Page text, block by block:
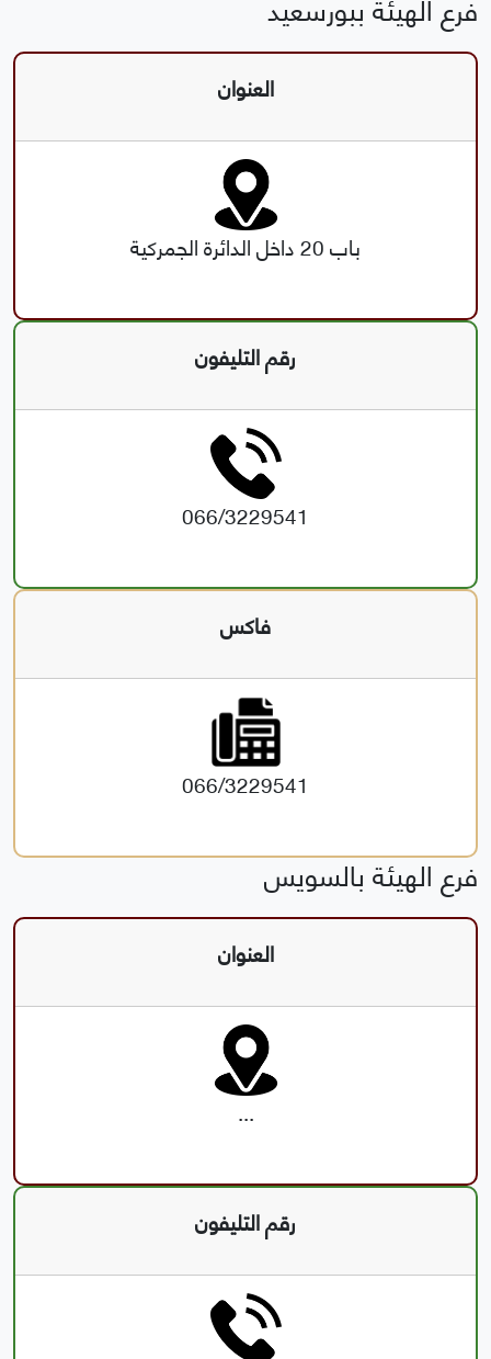
العنوان
باب 20 داخل الدائرة الجمركية
رقم التليفون
066/3229541
فاكس
066/3229541
فرع الهيئة بالسويس
العنوان
...
رقم التليفون